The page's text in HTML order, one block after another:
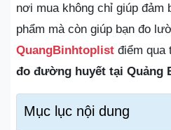
nơi mua không chỉ giúp đảm
phẩm mà còn giúp bạn đo
QuangBinhtoplist điểm qua
đo đường huyết tại Quảng
Mục lục nội dung